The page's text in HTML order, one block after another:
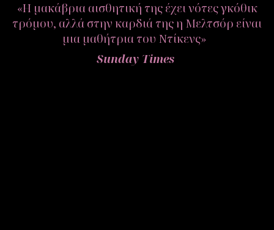
«Η μακάβρια αισθητική της έχει νότες γκόθικ
τρόμου, αλλά στην καρδιά της η Μελτσόρ είναι
μια μαθήτρια του Ντίκενς»
Sunday Times